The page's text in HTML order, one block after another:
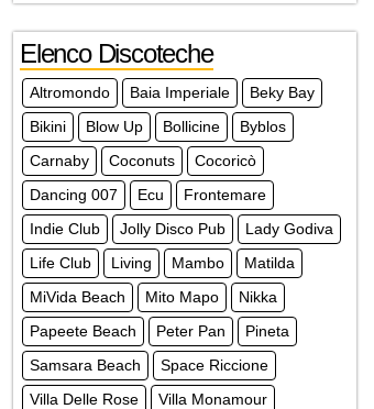
Elenco Discoteche
Altromondo Baia Imperiale
Beky Bay
Bikini
Blow Up Bollicine
Byblos
Carnaby
Coconuts
Cocoricò
Dancing 007
Ecu
Frontemare
Indie Club
Jolly Disco Pub
Lady Godiva
Life Club
Living Mambo
Matilda
MiVida Beach
Mito Mapo
Nikka
Papeete Beach
Peter Pan
Pineta
Samsara Beach
Space Riccione
Villa Delle Rose
Villa Monamour